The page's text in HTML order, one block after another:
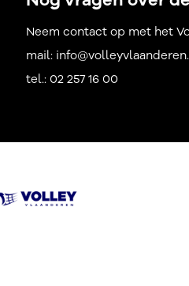
Neem contact op met het
mail:
tel.: 02 257 16 00